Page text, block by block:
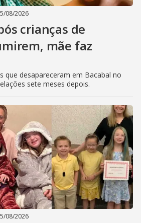
08/2026
crianças de
mãe faz
que desapareceram em Bacabal no
sete meses depois.
08/2026